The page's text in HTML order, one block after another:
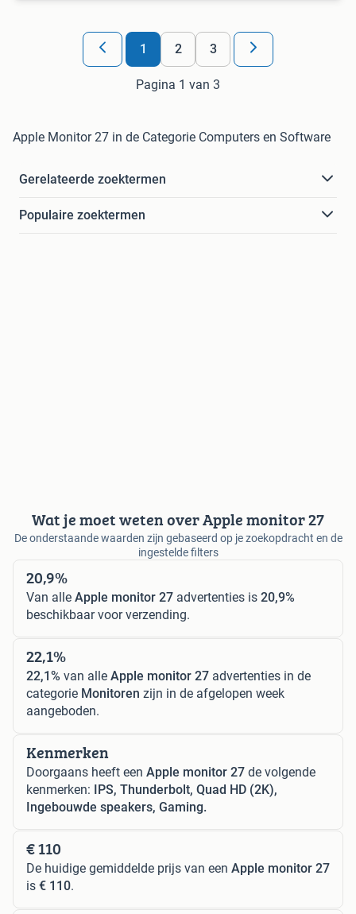
1 2 3
Pagina 1 van 3
Apple Monitor 27 in de Categorie Computers en Software
Gerelateerde zoektermen
Populaire zoektermen
Wat je moet weten over Apple monitor 27
De onderstaande waarden zijn gebaseerd op je zoekopdracht en de
ingestelde filters
20,9%
Van alle Apple monitor 27 advertenties is 20,9%
beschikbaar voor verzending.
22,1%
22,1% van alle Apple monitor 27 advertenties in de
categorie Monitoren zijn in de afgelopen week
aangeboden.
Kenmerken
Doorgaans heeft een Apple monitor 27 de volgende
kenmerken: IPS, Thunderbolt, Quad HD (2K),
Ingebouwde speakers, Gaming.
€ 110
De huidige gemiddelde prijs van een Apple monitor 27
is € 110.